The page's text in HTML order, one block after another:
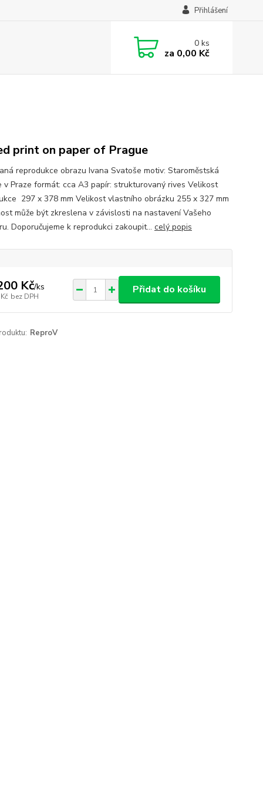
Přihlášení
0ks
za 0,00 Kč
print on paper of Prague
reprodukce obrazu Ivana Svatoše motiv: Staroměstská
v Praze formát: cca A3 papír: strukturovaný rives Velikost
297 x 378 mm Velikost vlastního obrázku 255 x 327 mm
může být zkreslena v závislosti na nastavení Vašeho
Doporučujeme k reprodukci zakoupit... celý popis
Kč/ks
bez DPH
Přidat do košíku
ReproV